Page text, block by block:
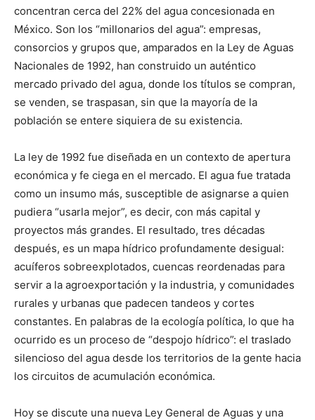
concentran cerca del 22% del agua concesionada en
México. Son los “millonarios del agua”: empresas,
consorcios y grupos que, amparados en la Ley de Aguas
Nacionales de 1992, han construido un auténtico
mercado privado del agua, donde los títulos se compran,
se venden, se traspasan, sin que la mayoría de la
población se entere siquiera de su existencia.
La ley de 1992 fue diseñada en un contexto de apertura
económica y fe ciega en el mercado. El agua fue tratada
como un insumo más, susceptible de asignarse a quien
pudiera “usarla mejor”, es decir, con más capital y
proyectos más grandes. El resultado, tres décadas
después, es un mapa hídrico profundamente desigual:
acuíferos sobreexplotados, cuencas reordenadas para
servir a la agroexportación y la industria, y comunidades
rurales y urbanas que padecen tandeos y cortes
constantes. En palabras de la ecología política, lo que ha
ocurrido es un proceso de “despojo hídrico”: el traslado
silencioso del agua desde los territorios de la gente hacia
los circuitos de acumulación económica.
Hoy se discute una nueva Ley General de Aguas y una